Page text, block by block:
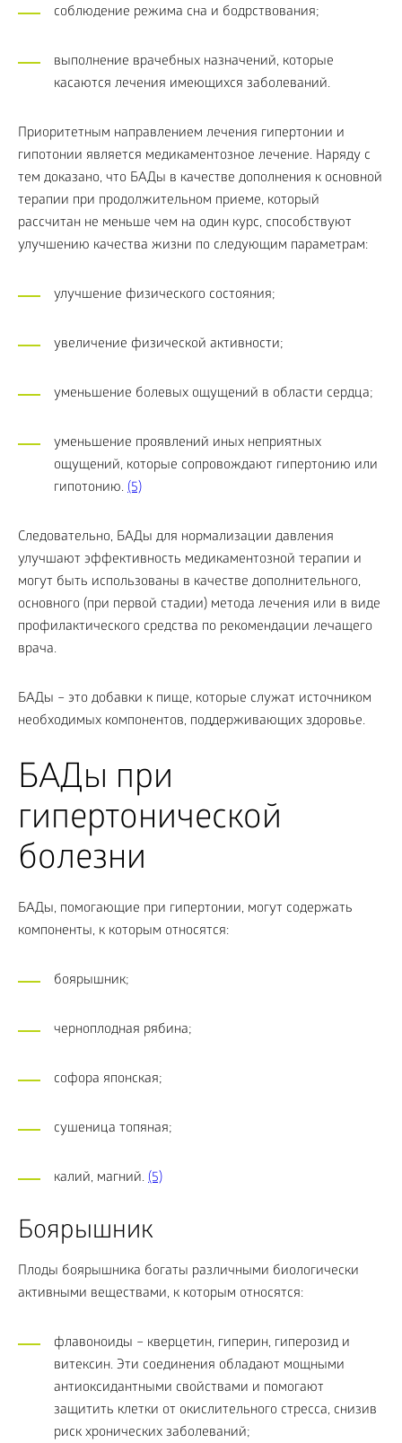
соблюдение режима сна и бодрствования;
выполнение врачебных назначений, которые
касаются лечения имеющихся заболеваний.
Приоритетным направлением лечения гипертонии и
гипотонии является медикаментозное лечение. Наряду с
тем доказано, что БАДы в качестве дополнения к основной
терапии при продолжительном приеме, который
рассчитан не меньше чем на один курс, способствуют
улучшению качества жизни по следующим параметрам:
улучшение физического состояния;
увеличение физической активности;
уменьшение болевых ощущений в области сердца;
уменьшение проявлений иных неприятных
ощущений, которые сопровождают гипертонию или
гипотонию. (5)
Следовательно, БАДы для нормализации давления
улучшают эффективность медикаментозной терапии и
могут быть использованы в качестве дополнительного,
основного (при первой стадии) метода лечения или в виде
профилактического средства по рекомендации лечащего
врача.
БАДы – это добавки к пище, которые служат источником
необходимых компонентов, поддерживающих здоровье.
БАДы при
гипертонической
болезни
БАДы, помогающие при гипертонии, могут содержать
компоненты, к которым относятся:
боярышник;
черноплодная рябина;
софора японская;
сушеница топяная;
калий, магний. (5)
Боярышник
Плоды боярышника богаты различными биологически
активными веществами, к которым относятся:
флавоноиды – кверцетин, гиперин, гиперозид и
витексин. Эти соединения обладают мощными
антиоксидантными свойствами и помогают
защитить клетки от окислительного стресса, снизив
риск хронических заболеваний;